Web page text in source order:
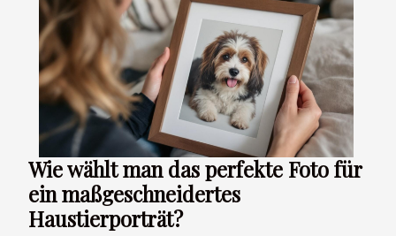
Wie wählt man das perfekte Foto für
ein maßgeschneidertes
Haustierporträt?